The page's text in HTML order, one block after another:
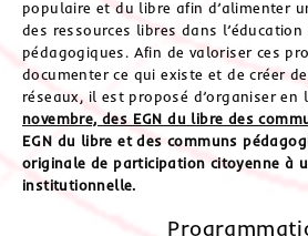
populaire et du libre afin d’alimenter
des ressources libres dans
pédagogiques. Afin de valoriser ces
documenter ce qui existe et de créer
réseaux, il est proposé d’organiser en
novembre, des EGN du libre des
EGN du libre et des communs
originale de participation citoyenne à
institutionnelle.